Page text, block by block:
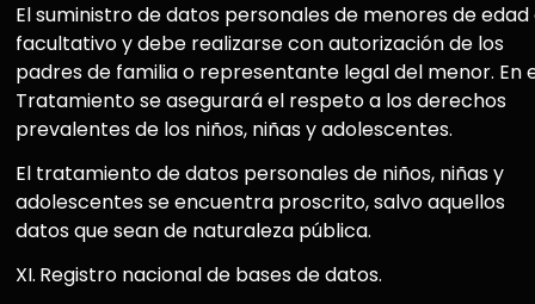
El suministro de datos personales de menores de edad
facultativo y debe realizarse con autorización de los
padres de familia o representante legal del menor. En
Tratamiento se asegurará el respeto a los derechos
prevalentes de los niños, niñas y adolescentes.
El tratamiento de datos personales de niños, niñas y
adolescentes se encuentra proscrito, salvo aquellos
datos que sean de naturaleza pública.
XI. Registro nacional de bases de datos.